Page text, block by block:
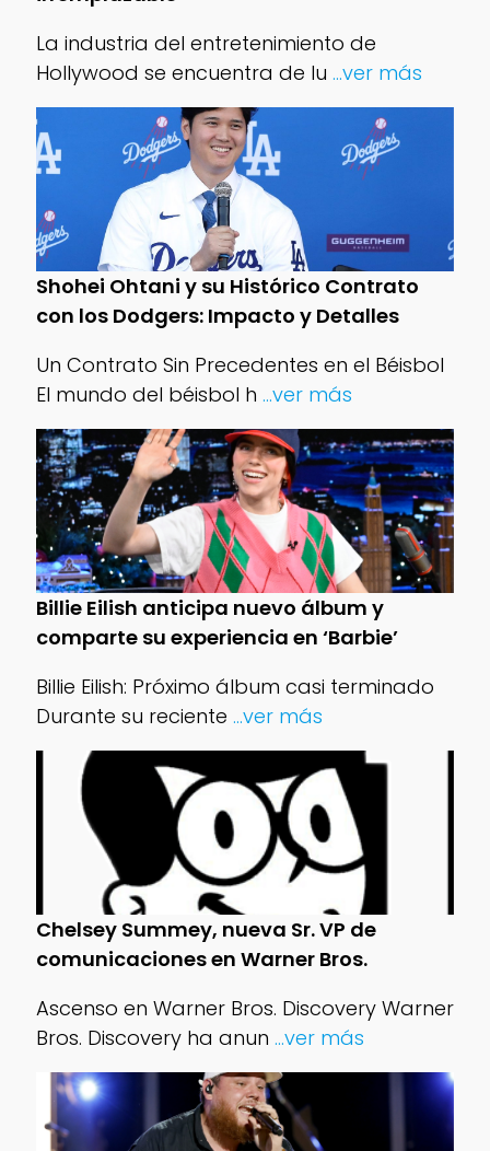
La industria del entretenimiento de
Hollywood se encuentra de lu ...ver más
Shohei Ohtani y su Histórico Contrato
con los Dodgers: Impacto y Detalles
Un Contrato Sin Precedentes en el Béisbol
El mundo del béisbol h ...ver más
Billie Eilish anticipa nuevo álbum y
comparte su experiencia en ‘Barbie’
Billie Eilish: Próximo álbum casi terminado
Durante su reciente ...ver más
Chelsey Summey, nueva Sr. VP de
comunicaciones en Warner Bros.
Ascenso en Warner Bros. Discovery Warner
Bros. Discovery ha anun ...ver más